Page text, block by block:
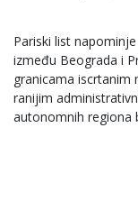
Pariski list
između Beograda i
granicama iscrtanim
ranijim
autonomnih regiona